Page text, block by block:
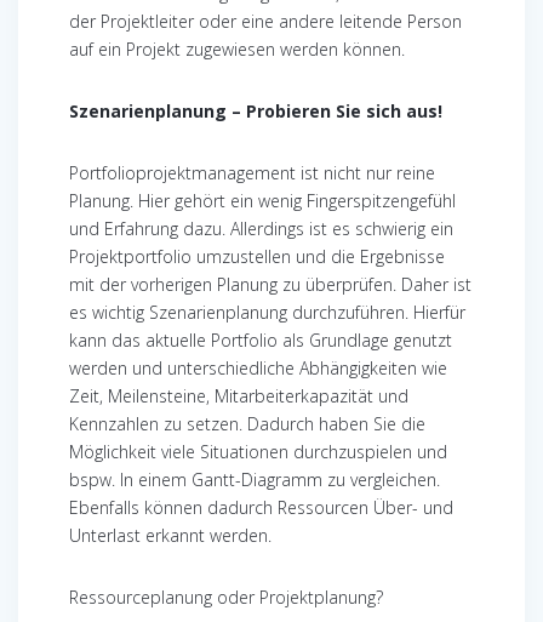
der Projektleiter oder eine andere leitende Person
auf ein Projekt zugewiesen werden können.
Szenarienplanung – Probieren Sie sich aus!
Portfolioprojektmanagement ist nicht nur reine
Planung. Hier gehört ein wenig Fingerspitzengefühl
und Erfahrung dazu. Allerdings ist es schwierig ein
Projektportfolio umzustellen und die Ergebnisse
mit der vorherigen Planung zu überprüfen. Daher ist
es wichtig Szenarienplanung durchzuführen. Hierfür
kann das aktuelle Portfolio als Grundlage genutzt
werden und unterschiedliche Abhängigkeiten wie
Zeit, Meilensteine, Mitarbeiterkapazität und
Kennzahlen zu setzen. Dadurch haben Sie die
Möglichkeit viele Situationen durchzuspielen und
bspw. In einem Gantt-Diagramm zu vergleichen.
Ebenfalls können dadurch Ressourcen Über- und
Unterlast erkannt werden.
Ressourceplanung oder Projektplanung?